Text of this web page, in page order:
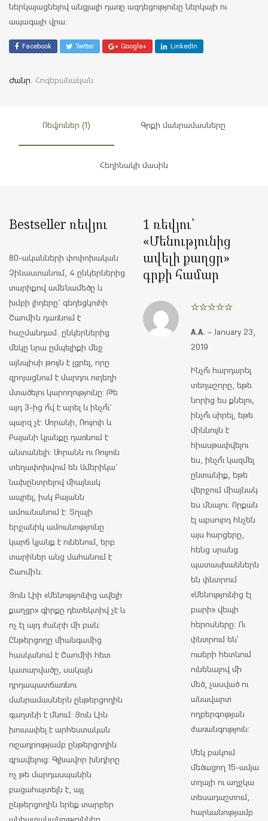
ներկայացնելով անցյալի դառը ազդեցությունը ներկայի ու
ապագայի վրա:
Facebook Twitter Google+ LinkedIn
Ժանր. Հոգեբանական
Ռեվյուներ (1) Գրքի մանրամասները
Հեղինակի մասին
Bestseller ռեվյու
80-ականների փոփոխական
Չինաստանում, 4 ընկերներից
տարիքով ամենամեծը և
խմբի լիդերը` գեղեցկուհի
Շաոմին դառնում է
հաշմանդամ. ընկերներից
մեկը նրա ըմպելիքի մեջ
այնպիսի թույն է լցրել, որը
զրոյացնում է մարդու ուղեղի
մտածելու կարողությունը: Թե
այդ 3-ից ո՞վ է արել և ինչո՞ւ`
պարզ չէ: Մորանի, Ռույուի և
Բայանի կյանքը դառնում է
անտանելի: Մորանն ու Ռույուն
տեղափոխվում են Ամերիկա`
նախընտրելով միայնակ
ապրել, իսկ Բայանն
ամուսնանում է: Տղայի
երջանիկ ամուսնությունը
կարճ կյանք է ունենում, երբ
տարիներ անց մահանում է
Շաոմին:
Յուն Լիի «Մենությունից ավելի
քաղցր» գիրքը դետեկտիվ չէ և
ոչ էլ այդ ժանրի մի բան:
Ընթերցողը միանգամից
հասկանում է Շաոմիի հետ
կատարվածը, սակայն
դրդապատճառն ու
մանրամասներն ընթերցողին
գաղտնի է մնում: Յուն Լին
խուսափել է արհեստական
ուշադրությամբ ընթերցողին
գրավելուց: Գլխավոր խնդիրը
ոչ թե մարդասպանին
բացահայտելն է, այլ
ընթերցողին երեք տարբեր
1 ռեվյու՝
«Մենությունից
ավելի քաղցր»
գրքի համար
of 5
A.A. – January 23,
2019
Ինչո՞ւ հարդարել
տեղաշորը, եթե
նորից ես քնելու,
ինչո՞ւ սիրել, եթե
միևնույն է
հիասթափվելու
ես, ինչո՞ւ կազմել
ընտանիք, եթե
վերջում միայնակ
ես մնալու։ Որքան
էլ աբսուրդ հնչեն
այս հարցերը,
հենց սրանց
պատասխաններն
են փնտրում
«Մենությունից էլ
բարի» վեպի
հերոսները։ Ու
փնտրում են՝
ուսերի հետևում
ունենալով մի
մեծ, չասված ու
անավարտ
ողբերգության
ժառանգություն։
Մեկ բակում
մեծացող 15-ամյա
տղայի ու աղջկա
տեսադաշտում,
հարևանությամբ